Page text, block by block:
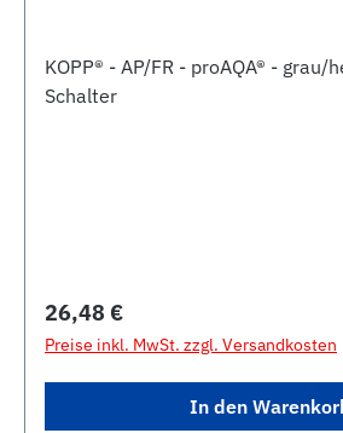
KOPP® - AP/FR - proAQA® - grau/
Schalter
Regulärer Preis:
26,48 €
Preise inkl. MwSt. zzgl. Versandkosten
In den